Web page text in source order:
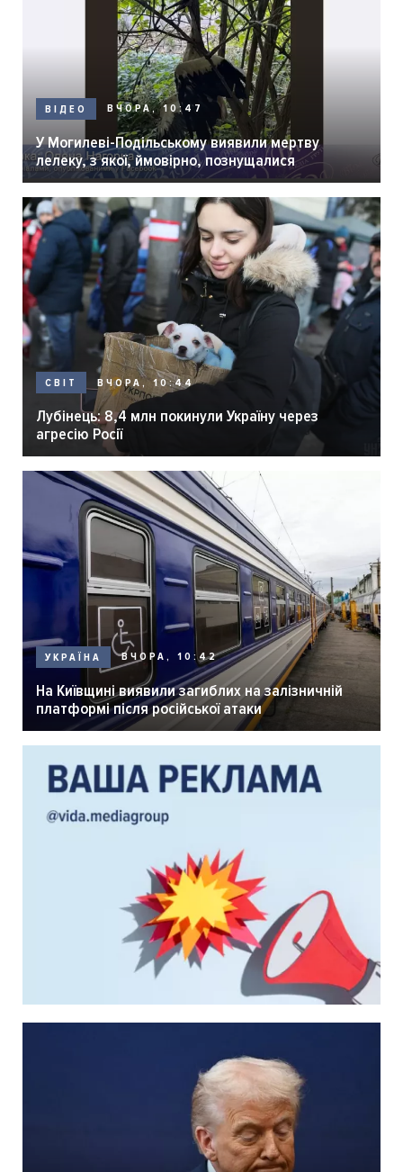
ВІДЕО ВЧОРА, 10:47
У Могилеві-Подільському виявили мертву
лелеку, з якої, ймовірно, познущалися
СВІТ ВЧОРА, 10:44
Лубінець: 8,4 млн покинули Україну через
агресію Росії
УКРАЇНА ВЧОРА, 10:42
На Київщині виявили загиблих на залізничній
платформі після російської атаки